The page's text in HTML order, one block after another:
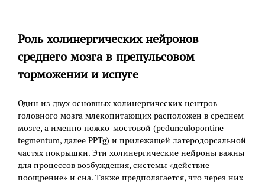
Роль холинергических нейронов
среднего мозга в препульсовом
торможении и испуге
Один из двух основных холинергических центров
головного мозга млекопитающих расположен в среднем
мозге, а именно ножко-мостовой (pedunculopontine
tegmentum, далее PPTg) и прилежащей латеродорсальной
частях покрышки. Эти холинергические нейроны важны
для процессов возбуждения, системы «действие-
поощрение» и сна. Также предполагается, что через них